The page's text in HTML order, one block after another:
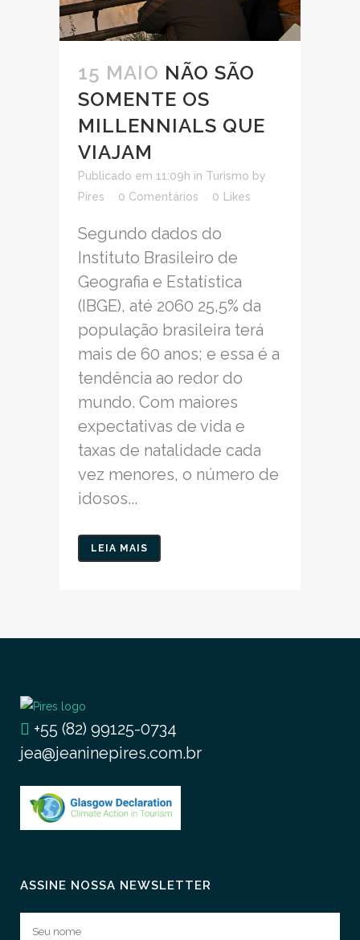
15 MAIO NÃO SÃO
SOMENTE OS
MILLENNIALS QUE
VIAJAM
Publicado em 11:09h in Turismo by
Pires
0 Comentários 0 Likes
Segundo dados do
Instituto Brasileiro de
Geografia e Estatística
(IBGE), até 2060 25,5% da
população brasileira terá
mais de 60 anos; e essa é a
tendência ao redor do
mundo. Com maiores
expectativas de vida e
taxas de natalidade cada
vez menores, o número de
idosos...
LEIA MAIS
+55 (82) 99125-0734
jea@jeaninepires.com.br
ASSINE NOSSA NEWSLETTER